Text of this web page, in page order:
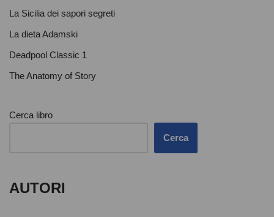
La Sicilia dei sapori segreti
La dieta Adamski
Deadpool Classic 1
The Anatomy of Story
Cerca libro
Cerca
AUTORI